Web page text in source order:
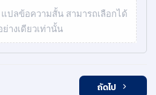
ปลข้อความสั้น สามารถเลือกได้
ย่างเดียวเท่านั้น
ถัดไป